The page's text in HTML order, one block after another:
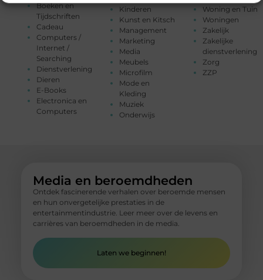
Boeken en
Tijdschriften
Cadeau
Computers /
Internet /
Searching
Dienstverlening
Dieren
E-Books
Electronica en
Computers
Kinderen
Kunst en Kitsch
Management
Marketing
Media
Meubels
Microfilm
Mode en
Kleding
Muziek
Onderwijs
Woning en Tuin
Woningen
Zakelijk
Zakelijke
dienstverlening
Zorg
ZZP
Media en beroemdheden
Ontdek fascinerende verhalen over beroemde mensen
en hun onvergetelijke prestaties in de
entertainmentindustrie. Leer meer over de levens en
carrières van beroemdheden in de media.
Laten we beginnen!